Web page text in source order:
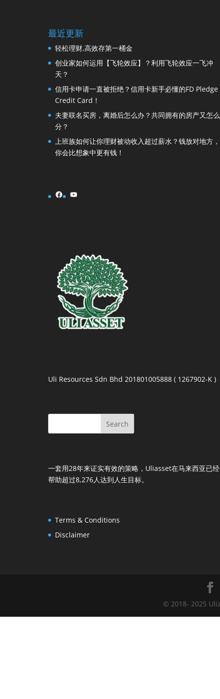
最近更新
轻松理财,高效存第一桶金
创业家如何运用【飞轮效应】？利用飞轮效应一飞冲
天？
信用卡申请一直被拒绝？信用卡新手必懂的FD Pledge
Credit Card！
夫妻联名买房，离婚后怎么办？共同拥有的房产又怎么
分？
上班族如何让你理财被动收入超过薪水？钱放对地方，
你会比想象中更有钱！
FacebookYouTube
Uli Resources Sdn Bhd 201801005888 ( 1267902-K )
一套用28年来证实有效的策略，Uliasset在马来西亚已经
帮助超过8,276人达到人生目标。
Terms & Conditions
Disclaimer
© 2018- 2025